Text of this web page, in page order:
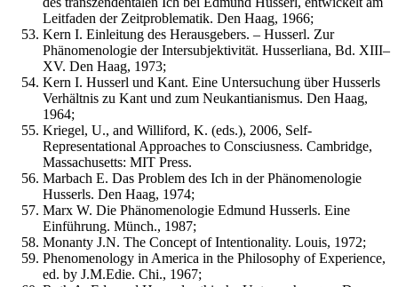
Leitfaden der Zeitproblematik. Den Haag, 1966;
Kern I. Einleitung des Herausgebers. – Husserl. Zur
Phänomenologie der Intersubjektivität. Husserliana, Bd. XIII–
XV. Den Haag, 1973;
Kern I. Husserl und Kant. Eine Untersuchung über Husserls
Verhältnis zu Kant und zum Neukantianismus. Den Haag,
1964;
Kriegel, U., and Williford, K. (eds.), 2006, Self-
Representational Approaches to Consciusness. Cambridge,
Massachusetts: MIT Press.
Marbach E. Das Problem des Ich in der Phänomenologie
Husserls. Den Haag, 1974;
Marx W. Die Phänomenologie Edmund Husserls. Eine
Einführung. Münch., 1987;
Monanty J.N. The Concept of Intentionality. Louis, 1972;
Phenomenology in America in the Philosophy of Experience,
ed. by J.M.Edie. Chi., 1967;